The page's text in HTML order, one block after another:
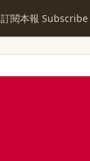
訂閱本報 Subscribe